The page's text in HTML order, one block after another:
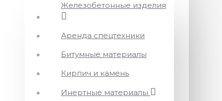
Железобетонные изделия
Аренда спецтехники
Битумные материалы
Кирпич и камень
Инертные материалы